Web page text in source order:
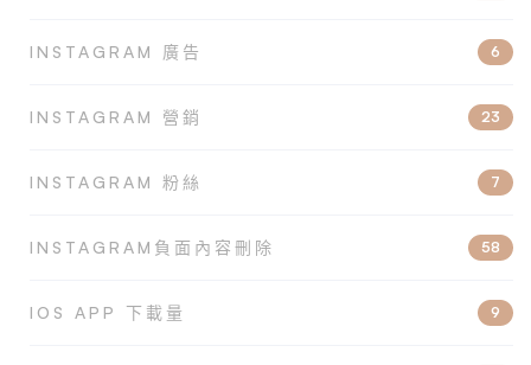
INSTAGRAM 廣告 6
INSTAGRAM 營銷 23
INSTAGRAM 粉絲 7
INSTAGRAM負面內容刪除 58
IOS APP 下載量 9